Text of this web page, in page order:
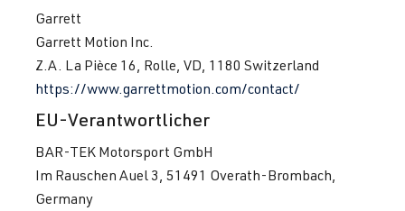
Garrett
Garrett Motion Inc.
Z.A. La Pièce 16, Rolle, VD, 1180 Switzerland
https://www.garrettmotion.com/contact/
EU-Verantwortlicher
BAR-TEK Motorsport GmbH
Im Rauschen Auel 3, 51491 Overath-Brombach,
Germany